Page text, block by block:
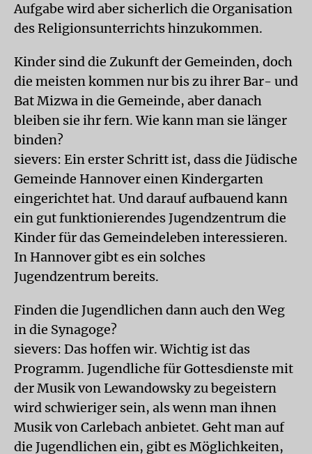
Aufgabe wird aber sicherlich die Organisation
des Religionsunterrichts hinzukommen.
Kinder sind die Zukunft der Gemeinden, doch
die meisten kommen nur bis zu ihrer Bar- und
Bat Mizwa in die Gemeinde, aber danach
bleiben sie ihr fern. Wie kann man sie länger
binden?
sievers: Ein erster Schritt ist, dass die Jüdische
Gemeinde Hannover einen Kindergarten
eingerichtet hat. Und darauf aufbauend kann
ein gut funktionierendes Jugendzentrum die
Kinder für das Gemeindeleben interessieren.
In Hannover gibt es ein solches
Jugendzentrum bereits.
Finden die Jugendlichen dann auch den Weg
in die Synagoge?
sievers: Das hoffen wir. Wichtig ist das
Programm. Jugendliche für Gottesdienste mit
der Musik von Lewandowsky zu begeistern
wird schwieriger sein, als wenn man ihnen
Musik von Carlebach anbietet. Geht man auf
die Jugendlichen ein, gibt es Möglichkeiten,